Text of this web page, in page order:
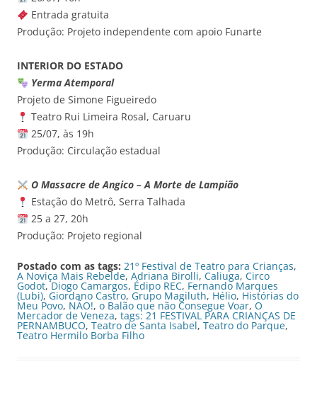
Entrada gratuita
Produção: Projeto independente com apoio Funarte
INTERIOR DO ESTADO
Yerma Atemporal
Projeto de Simone Figueiredo
Teatro Rui Limeira Rosal, Caruaru
25/07, às 19h
Produção: Circulação estadual
O Massacre de Angico – A Morte de Lampião
Estação do Metrô, Serra Talhada
25 a 27, 20h
Produção: Projeto regional
Postado com as tags: 21º Festival de Teatro para Crianças,
A Noviça Mais Rebelde, Adriana Birolli, Caliuga, Circo
Godot,Diogo Camargos, Édipo REC, Fernando Marques
(Lubi), Giordano Castro, Grupo Magiluth, Hélio, Histórias do
Meu Povo, NÃO!, o Balão que não Consegue Voar, O
Mercador de Veneza, tags: 21 FESTIVAL PARA CRIANÇAS DE
PERNAMBUCO, Teatro de Santa Isabel, Teatro do Parque,
Teatro Hermilo Borba Filho